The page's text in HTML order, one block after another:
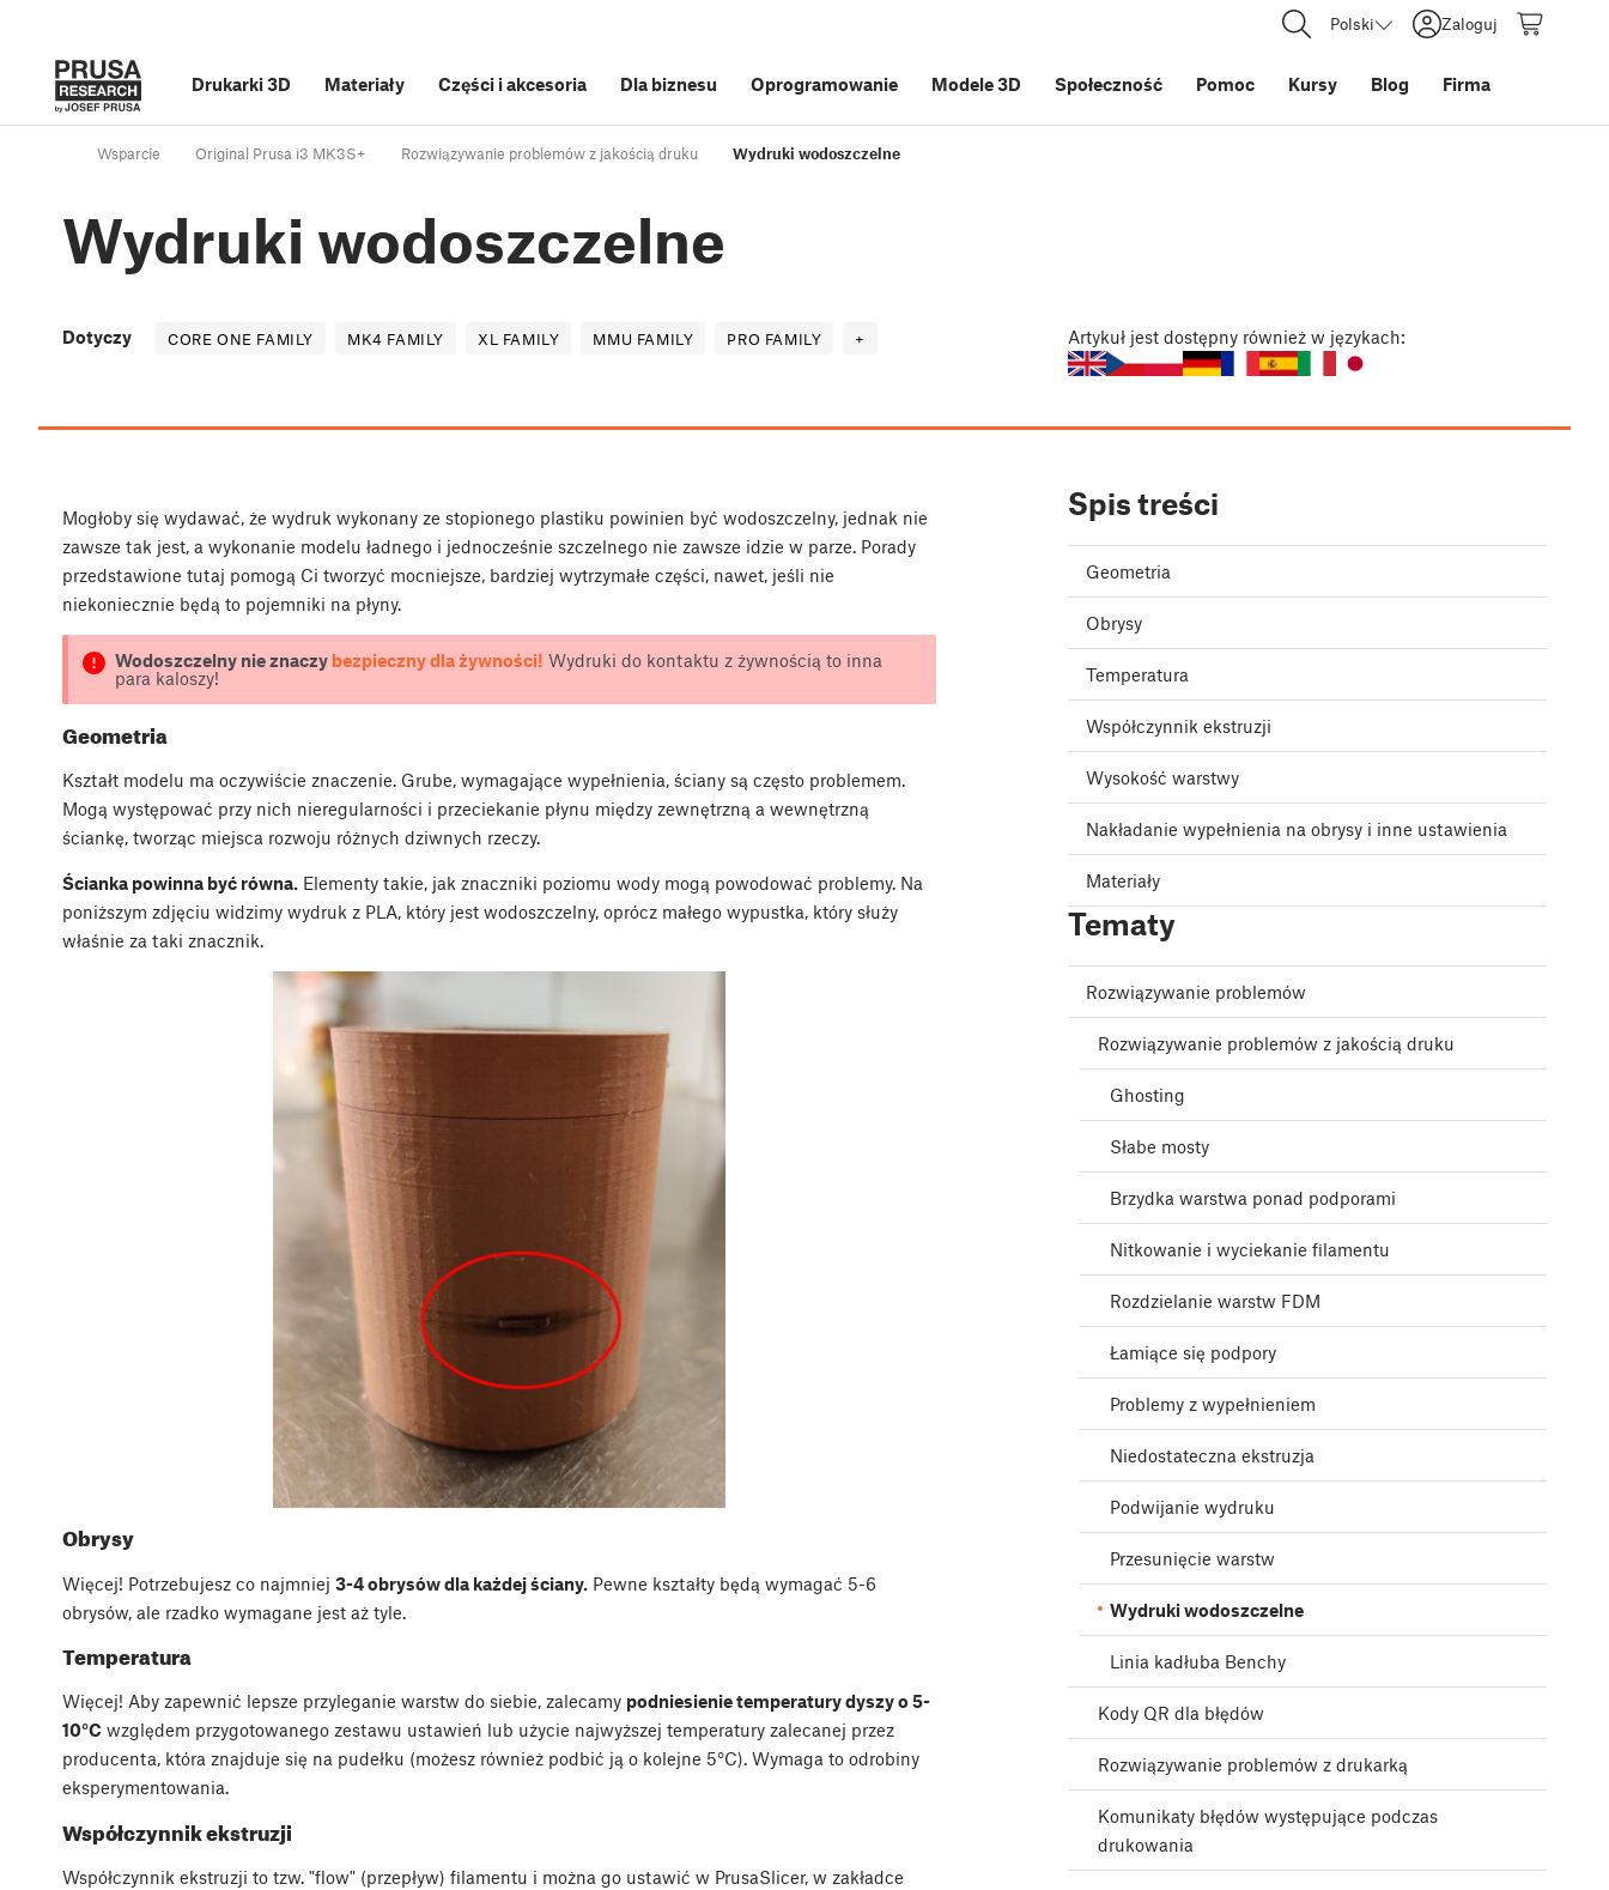
Polski Zaloguj
Drukarki 3D Materiały Części i akcesoria Dla biznesu Oprogramowanie Modele 3D Społeczność Pomoc Kursy Blog Firma
Wsparcie Original Prusa i3 MK3S+ Rozwiązywanie problemów z jakością druku Wydruki wodoszczelne
Wydruki wodoszczelne
Dotyczy CORE ONE FAMILY MK4 FAMILY XL FAMILY MMU FAMILY PRO FAMILY + Artykuł jest dostępny również w językach:
Mogłoby się wydawać, że wydruk wykonany ze stopionego plastiku powinien być wodoszczelny, jednak nie
zawsze tak jest, a wykonanie modelu ładnego i jednocześnie szczelnego nie zawsze idzie w parze. Porady
przedstawione tutaj pomogą Ci tworzyć mocniejsze, bardziej wytrzymałe części, nawet, jeśli nie
niekoniecznie będą to pojemniki na płyny.
Wodoszczelny nie znaczy bezpieczny dla żywności! Wydruki do kontaktu z żywnością to inna
para kaloszy!
Geometria
Kształt modelu ma oczywiście znaczenie. Grube, wymagające wypełnienia, ściany są często problemem.
Mogą występować przy nich nieregularności i przeciekanie płynu między zewnętrzną a wewnętrzną
ściankę, tworząc miejsca rozwoju różnych dziwnych rzeczy.
Ścianka powinna być równa. Elementy takie, jak znaczniki poziomu wody mogą powodować problemy. Na
poniższym zdjęciu widzimy wydruk z PLA, który jest wodoszczelny, oprócz małego wypustka, który służy
właśnie za taki znacznik.
Obrysy
Więcej! Potrzebujesz co najmniej 3-4 obrysów dla każdej ściany. Pewne kształty będą wymagać 5-6
obrysów, ale rzadko wymagane jest aż tyle.
Temperatura
Więcej! Aby zapewnić lepsze przyleganie warstw do siebie, zalecamy podniesienie temperatury dyszy o 5-
10°C względem przygotowanego zestawu ustawień lub użycie najwyższej temperatury zalecanej przez
producenta, która znajduje się na pudełku (możesz również podbić ją o kolejne 5°C). Wymaga to odrobiny
eksperymentowania.
Współczynnik ekstruzji
Współczynnik ekstruzji to tzw. "flow" (przepływ) filamentu i można go ustawić w PrusaSlicer, w zakładce
Spis treści
Geometria
Obrysy
Temperatura
Współczynnik ekstruzji
Wysokość warstwy
Nakładanie wypełnienia na obrysy i inne ustawienia
Materiały
Tematy
Rozwiązywanie problemów
Rozwiązywanie problemów z jakością druku
Ghosting
Słabe mosty
Brzydka warstwa ponad podporami
Nitkowanie i wyciekanie filamentu
Rozdzielanie warstw FDM
Łamiące się podpory
Problemy z wypełnieniem
Niedostateczna ekstruzja
Podwijanie wydruku
Przesunięcie warstw
Wydruki wodoszczelne
Linia kadłuba Benchy
Kody QR dla błędów
Rozwiązywanie problemów z drukarką
Komunikaty błędów występujące podczas
drukowania